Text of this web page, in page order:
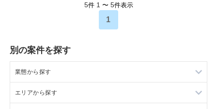
5件 1 〜 5件表示
1
別の案件を探す
業態から探す
ラーメンの居抜き売却物件の案件一覧
エリアから探す